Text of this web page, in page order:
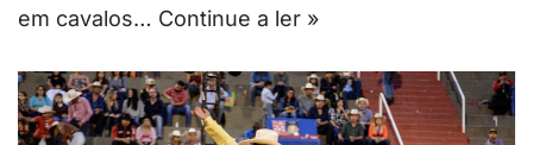
em cavalos… Continue a ler »